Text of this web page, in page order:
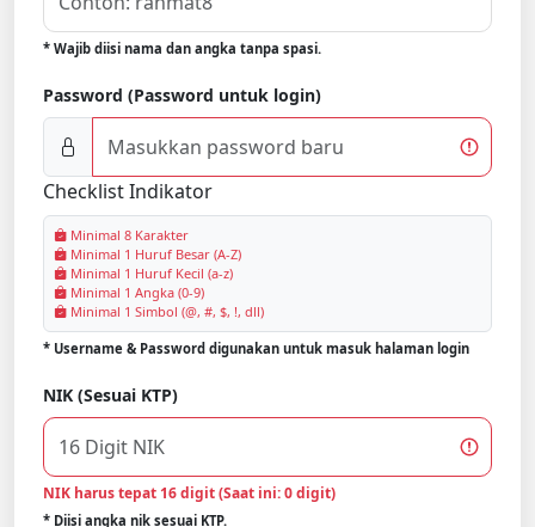
* Wajib diisi nama dan angka tanpa spasi.
Password (Password untuk login)
Checklist Indikator
Minimal 8 Karakter
Minimal 1 Huruf Besar (A-Z)
Minimal 1 Huruf Kecil (a-z)
Minimal 1 Angka (0-9)
Minimal 1 Simbol (@, #, $, !, dll)
* Username & Password digunakan untuk masuk halaman login
NIK (Sesuai KTP)
NIK harus tepat 16 digit (Saat ini:0digit)
* Diisi angka nik sesuai KTP.